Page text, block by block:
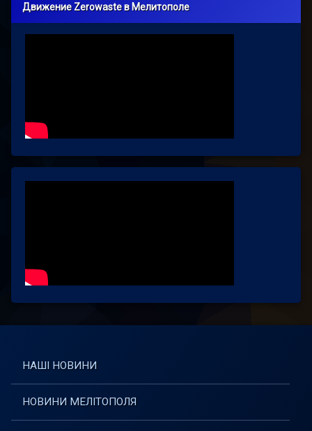
Движение Zerowaste в Мелитополе
НАШІ НОВИНИ
НОВИНИ МЕЛІТОПОЛЯ